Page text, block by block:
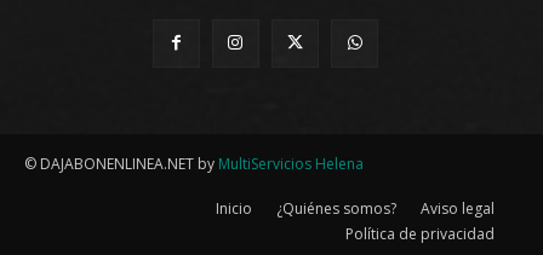
© DAJABONENLINEA.NET by MultiServicios Helena
Inicio ¿Quiénes somos?
Aviso legal
Política de privacidad